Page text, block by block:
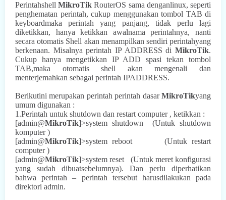
PerintahshellMikroTik RouterOS sama denganlinux, seperti
penghematan perintah, cukup menggunakan tombol TAB di
keyboardmaka perintah yang panjang, tidak perlu lagi
diketikkan, hanya ketikkan awalnama perintahnya, nanti
secara otomatis Shell akan menampilkan sendiri perintahyang
berkenaan. Misalnya perintah IP ADDRESS di MikroTik.
Cukup hanya mengetikkan IP ADD spasi tekan tombol
TAB,maka otomatis shell akan mengenali dan
menterjemahkan sebagai perintah IPADDRESS.
Berikutini merupakan perintah perintah dasarMikroTikyang
umum digunakan :
1.Perintah untuk shutdown dan restart computer , ketikkan :
[admin@MikroTik]>system shutdown
(Untuk shutdown
komputer )
[admin@MikroTik]>system reboot
(Untuk restart
computer )
[admin@MikroTik]>system reset
(Untuk meret konfigurasi
yang sudah dibuatsebelumnya). Dan perlu diperhatikan
bahwa perintah – perintah tersebut harusdilakukan pada
direktori admin.